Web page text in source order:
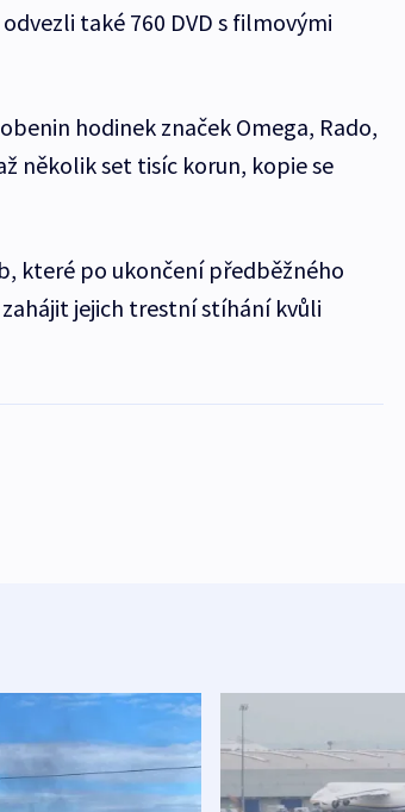
také 760 DVD s filmovými
hodinek značek Omega, Rado,
několik set tisíc korun, kopie se
které po ukončení předběžného
jejich trestní stíhání kvůli